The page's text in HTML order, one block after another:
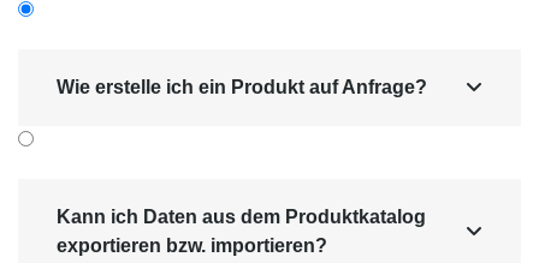
Wie erstelle ich ein Produkt auf Anfrage? 
anbieten. FürProduktvariantengibt es die
zusätzliche Spalte"Variante auf Anfrage"
Kann ich Daten aus dem Produktkatalog
exportieren bzw. importieren?
